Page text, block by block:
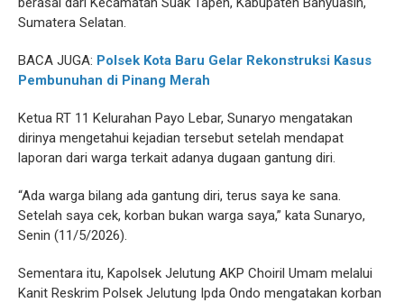
Sumatera Selatan.
BACA JUGA: Polsek Kota Baru Gelar Rekonstruksi Kasus
Pembunuhan di Pinang Merah
Ketua RT 11 Kelurahan Payo Lebar, Sunaryo mengatakan
dirinya mengetahui kejadian tersebut setelah mendapat
laporan dari warga terkait adanya dugaan gantung diri.
“Ada warga bilang ada gantung diri, terus saya ke sana.
Setelah saya cek, korban bukan warga saya,” kata Sunaryo,
Senin (11/5/2026).
Sementara itu, Kapolsek Jelutung AKP Choiril Umam melalui
Kanit Reskrim Polsek Jelutung Ipda Ondo mengatakan korban